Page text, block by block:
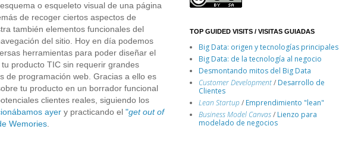
o esqueleto visual de una página
de recoger ciertos aspectos de
también elementos funcionales del
del sitio. Hoy en día podemos
herramientas para poder diseñar el
tu producto TIC sin requerir grandes
de programación web. Gracias a ello es
tu producto en un borrador funcional
clientes reales, siguiendo los
ayer y practicando el "get out of
Wemories
TOP GUIDED VISITS / VISITAS GUIADAS
Big Data: origen y tecnologías principales
Big Data: de la tecnología al negocio
Desmontando mitos del Big Data
Customer Development/ Desarrollo de
Clientes
Lean Startup/ Emprendimiento "lean"
Business Model Canvas/ Lienzo para
modelado de negocios